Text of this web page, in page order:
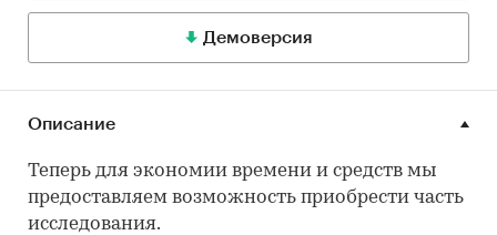
Демоверсия
Описание
Теперь для экономии времени и средств мы
предоставляем возможность приобрести часть
исследования.